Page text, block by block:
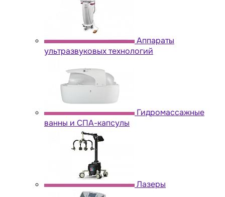
Аппараты
ультразвуковых технологий
Гидромассажные
ванны и СПА-капсулы
Лазеры